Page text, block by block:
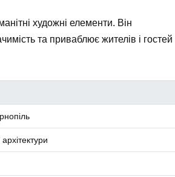
художні елементи. Він
та приваблює жителів і гостей